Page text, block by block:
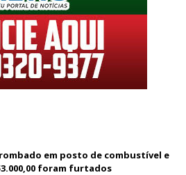
em posto de combustível e
foram furtados